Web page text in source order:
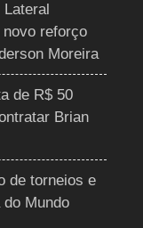
novo reforço
Moreira
de R$ 50
Brian
de torneios e
Mundo